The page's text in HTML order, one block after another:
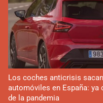
Los coches anticrisis
automóviles en España:
de la pandemia